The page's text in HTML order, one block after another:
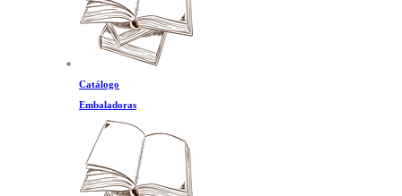
Catálogo
Embaladoras